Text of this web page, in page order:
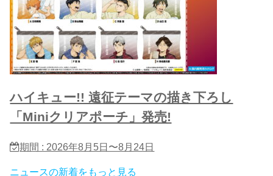
ハイキュー!! 遠征テーマの描き下ろし
「Miniクリアポーチ」発売!
期間 : 2026年8月5日〜8月24日
ニュースの新着をもっと見る